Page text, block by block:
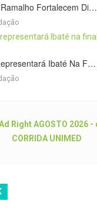
Fortalecem Di…
Ibaté Na F…